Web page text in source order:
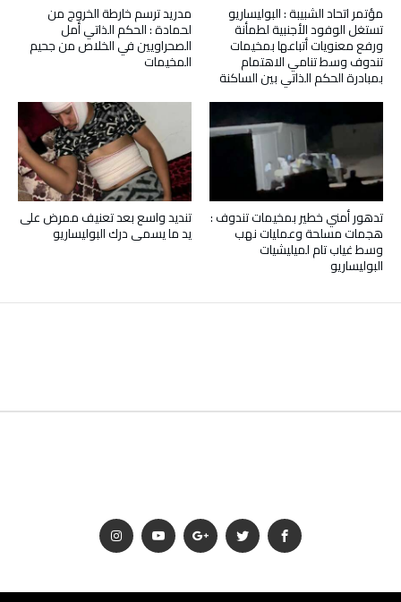
مدريد ترسم خارطة الخروج من
لحمادة : الحكم الذاتي أمل
الصحراويين في الخلاص من جحيم
المخيمات
مؤتمر اتحاد الشبيبة : البوليساريو
تستغل الوفود الأجنبية لطمأنة
ورفع معنويات أتباعها بمخيمات
تندوف وسط تنامي الاهتمام
بمبادرة الحكم الذاتي بين الساكنة
تنديد واسع بعد تعنيف ممرض على
يد ما يسمى درك البوليساريو
تدهور أمني خطير بمخيمات تندوف :
هجمات مسلحة وعمليات نهب
وسط غياب تام لميليشيات
البوليساريو